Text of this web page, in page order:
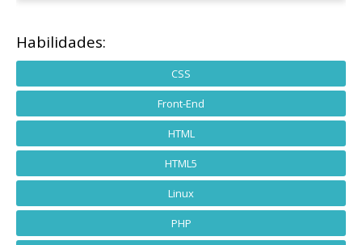
Habilidades:
CSS
Front-End
HTML
HTML5
Linux
PHP